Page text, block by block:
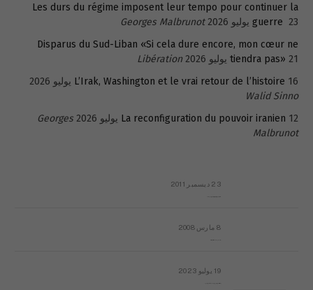
Les durs du régime imposent leur tempo pour continuer la
guerre 23 يوليو 2026
Georges Malbrunot
Disparus du Sud-Liban «Si cela dure encore, mon cœur ne
tiendra pas» 21 يوليو 2026
Libération
L’Irak, Washington et le vrai retour de l’histoire 16 يوليو 2026
Walid Sinno
La reconfiguration du pouvoir iranien 12 يوليو 2026
Georges
Malbrunot
23 ديسمبر 2011
8 مارس 2008
19 يوليو 2023